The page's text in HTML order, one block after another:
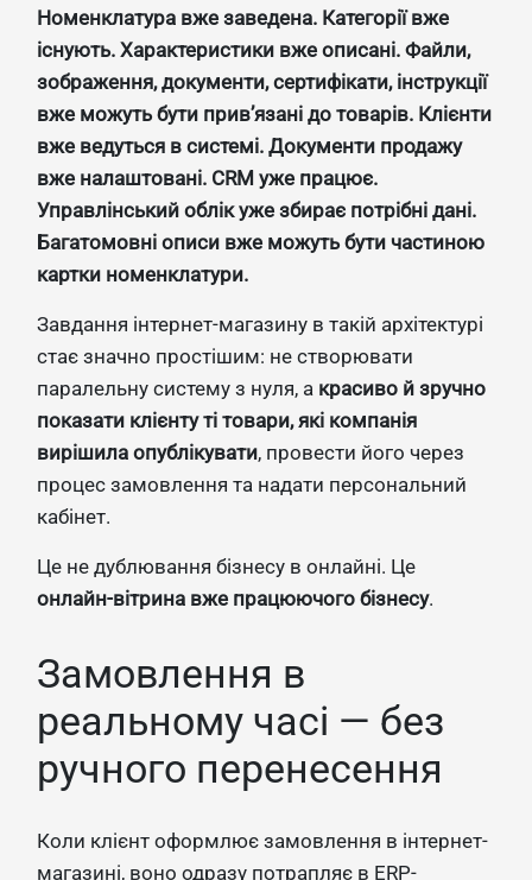
Номенклатура вже заведена. Категорії вже
існують. Характеристики вже описані. Файли,
зображення, документи, сертифікати, інструкції
вже можуть бути прив’язані до товарів. Клієнти
вже ведуться в системі. Документи продажу
вже налаштовані. CRM уже працює.
Управлінський облік уже збирає потрібні дані.
Багатомовні описи вже можуть бути частиною
картки номенклатури.
Завдання інтернет-магазину в такій архітектурі
стає значно простішим: не створювати
паралельну систему з нуля, а красиво й зручно
показати клієнту ті товари, які компанія
вирішила опублікувати, провести його через
процес замовлення та надати персональний
кабінет.
Це не дублювання бізнесу в онлайні. Це
онлайн-вітрина вже працюючого бізнесу.
Замовлення в
реальному часі — без
ручного перенесення
Коли клієнт оформлює замовлення в інтернет-
магазині, воно одразу потрапляє в ERP-